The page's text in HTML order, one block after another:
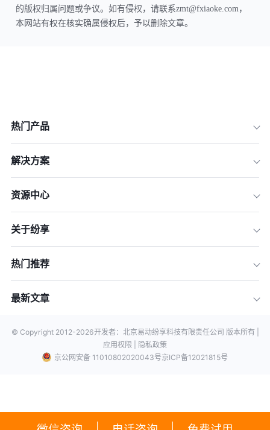
的版权归属问题或争议。如有侵权，请联系zmt@fxiaoke.com，
本网站有权在核实确属侵权后，予以删除文章。
热门产品
解决方案
资源中心
关于纷享
热门推荐
最新文章
© Copyright 2012-2026开发者：北京易动纷享科技有限责任公司 版本所有 |
应用权限 |
隐私政策
京公网安备 11010802020043号京ICP备12021815号